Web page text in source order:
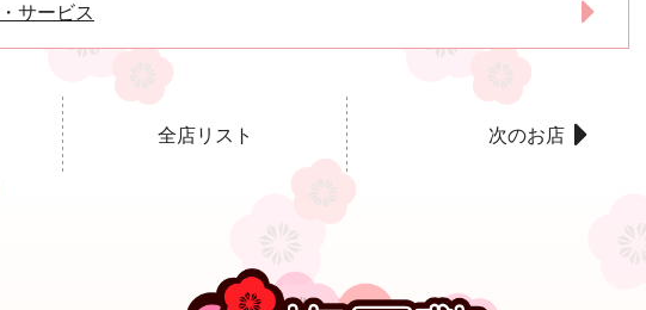
サービス
全店リスト 次のお店